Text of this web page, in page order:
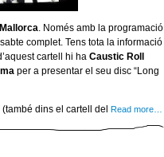
Mallorca. Només amb la programació
complet. Tens tota la informació
cartell hi ha Caustic Roll
per a presentar el seu disc “Long
(també dins el cartell del Read more…